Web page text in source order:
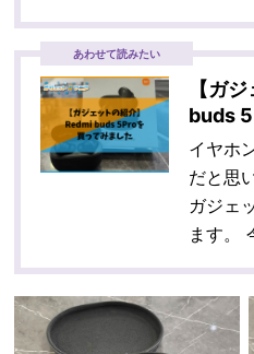
あわせて読みたい
【ガ
buds
イヤホ
だと思
ガジェ
ます。